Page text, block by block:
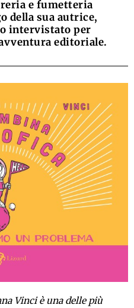
e fumetteria
della sua autrice,
intervistato per
editoriale.
Vinci è una delle più